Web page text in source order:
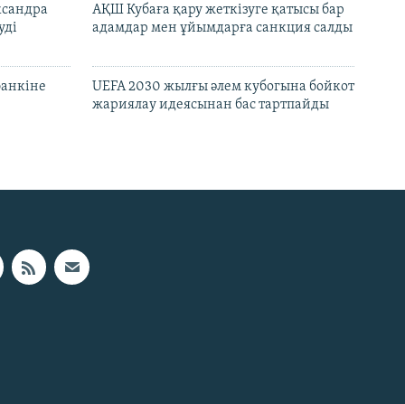
АҚШ Кубаға қару жеткізуге қатысы бар
адамдар мен ұйымдарға санкция салды
UEFA 2030 жылғы әлем кубогына бойкот
жариялау идеясынан бас тартпайды